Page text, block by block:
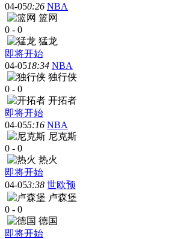
04-050:26 NBA
篮网
0 - 0
猛龙
即将开始
04-0518:34 NBA
独行侠
0 - 0
开拓者
即将开始
04-055:16 NBA
尼克斯
0 - 0
热火
即将开始
04-053:38 世欧预
卢森堡
0 - 0
德国
即将开始